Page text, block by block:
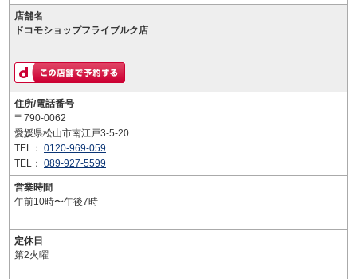
店舗名
ドコモショップフライブルク店
住所/電話番号
〒790-0062
愛媛県松山市南江戸3-5-20
TEL： 0120-969-059
TEL： 089-927-5599
営業時間
午前10時〜午後7時
定休日
第2火曜